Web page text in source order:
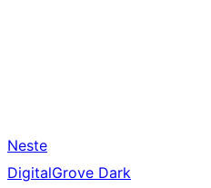
Neste
DigitalGrove Dark